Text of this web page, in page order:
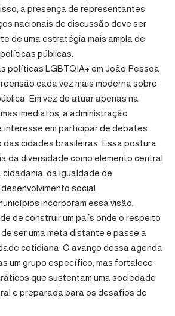
a presença de representantes
nacionais de discussão deve ser
de uma estratégia mais ampla de
públicas.
políticas LGBTQIA+ em João Pessoa
cada vez mais moderna sobre
Em vez de atuar apenas na
imediatos, a administração
interesse em participar de debates
das cidades brasileiras. Essa postura
da diversidade como elemento central
da igualdade de
social.
incorporam essa visão,
de construir um país onde o respeito
ser uma meta distante e passe a
cotidiana. O avanço dessa agenda
um grupo específico, mas fortalece
que sustentam uma sociedade
e preparada para os desafios do